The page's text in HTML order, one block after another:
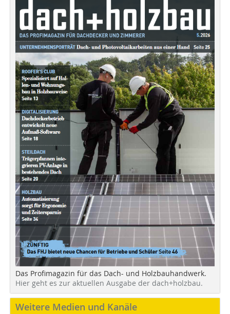
Das Profimagazin für das Dach- und Holzbauhandwerk.
Hier geht es zur aktuellen Ausgabe der dach+holzbau.
Weitere Medien und Kanäle